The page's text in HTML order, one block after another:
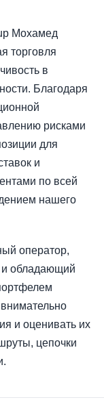
Мохамед
торговля
в
Благодаря
рисками
для
и
по всей
нашего
оператор,
и обладающий
и оценивать их
цепочки